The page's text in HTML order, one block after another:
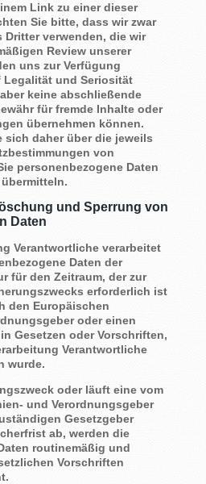
Link zu einer dieser
Sie bitte, dass wir zwar
Dritter verwenden, die wir
Review unserer
uns zur Verfügung
und Seriosität
keine abschließende
für fremde Inhalte oder
übernehmen können.
sich daher über die jeweils
von
personenbezogene Daten
und Sperrung von
Daten
Verantwortliche verarbeitet
Daten der
für den Zeitraum, der zur
erforderlich ist
den Europäischen
oder einen
Gesetzen oder Vorschriften,
Verantwortliche
wurde.
oder läuft eine vom
und Verordnungsgeber
Gesetzgeber
ab, werden die
routinemäßig und
Vorschriften